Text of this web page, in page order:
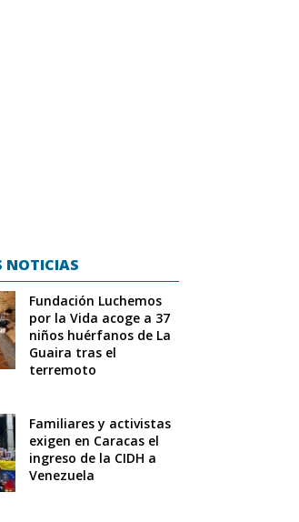
NOTICIAS
Fundación Luchemos
por la Vida acoge a 37
niños huérfanos de La
Guaira tras el
terremoto
Familiares y activistas
exigen en Caracas el
ingreso de la CIDH a
Venezuela